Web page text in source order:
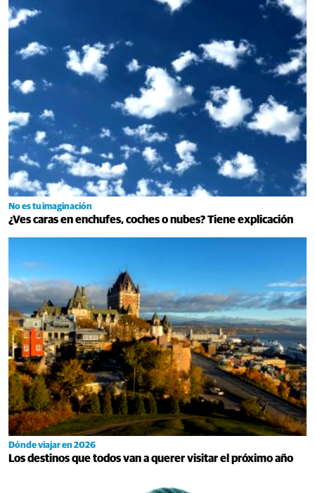
No es tu imaginación
¿Ves caras en enchufes, coches o nubes? Tiene explicación
Dónde viajar en 2026
Los destinos que todos van a querer visitar el próximo año